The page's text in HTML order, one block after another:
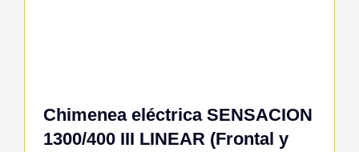
Chimenea eléctrica SENSACION
1300/400 III LINEAR (Frontal y